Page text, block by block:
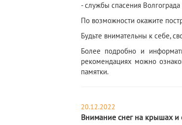
- службы спасения
По возможности окажите
Будьте внимательны к себе,
Более подробно и
рекомендациях можно
памятки.
20.12.2022
Внимание снег на крышах и